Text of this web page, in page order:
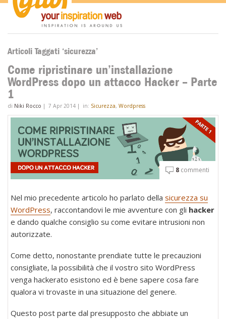
Articoli Taggati ‘sicurezza’
Come ripristinare un’installazione
WordPress dopo un attacco Hacker – Parte
1
di Niki Rocco | 7 Apr 2014 | in: Sicurezza, Wordpress
8 commenti
Nel mio precedente articolo ho parlato della sicurezza su
WordPress, raccontandovi le mie avventure con gli hacker
e dando qualche consiglio su come evitare intrusioni non
autorizzate.
Come detto, nonostante prendiate tutte le precauzioni
consigliate, la possibilità che il vostro sito WordPress
venga hackerato esistono ed è bene sapere cosa fare
qualora vi trovaste in una situazione del genere.
Questo post parte dal presupposto che abbiate un